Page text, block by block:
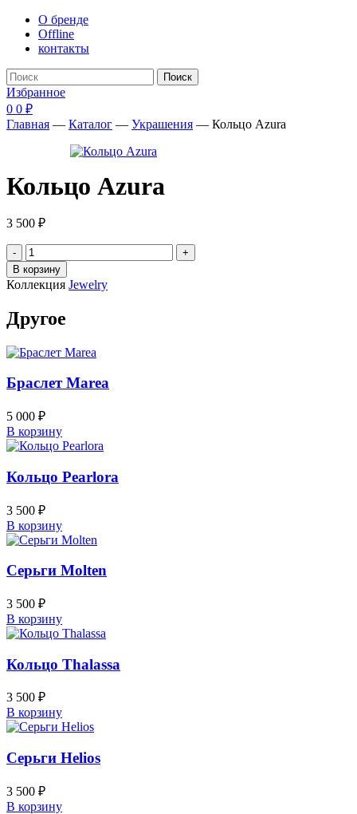
О бренде
Offline
контакты
Поиск
Избранное
0 0 ₽
Главная — Каталог — Украшения — Кольцо Azura
Кольцо Azura
3 500 ₽
Количество
товара
Кольцо
Azura
В корзину
Коллекция Jewelry
Другое
Браслет Marea
5 000 ₽
В корзину
Кольцо Pearlora
3 500 ₽
В корзину
Серьги Molten
3 500 ₽
В корзину
Кольцо Thalassa
3 500 ₽
В корзину
Серьги Helios
3 500 ₽
В корзину